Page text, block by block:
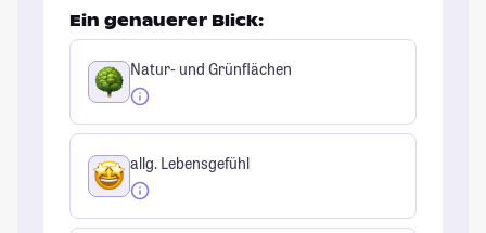
Ein genauerer Blick:
Natur- und Grünflächen
allg. Lebensgefühl